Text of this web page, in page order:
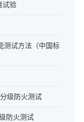
试验
测试方法（中国标
级防火测试
防火测试